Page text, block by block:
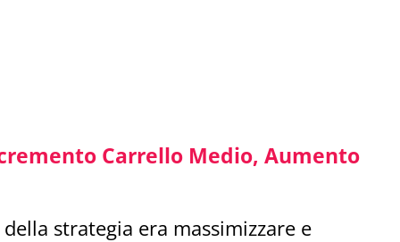
Carrello Medio, Aumento
strategia era massimizzare e